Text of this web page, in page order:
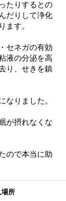
たりするとの
だりして浄化
ます。
セネガの有効
液の分泌を高
り、せきを鎮
なりました。
が摂れなくな
ので本当に助
場所